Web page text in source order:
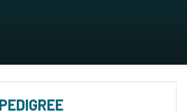
PEDIGREE